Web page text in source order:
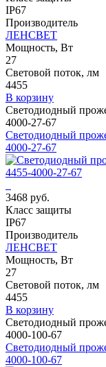
IP67
Производитель
ЛЕНСВЕТ
Мощность, Вт
27
Световой поток, лм
4455
В корзину
Светодиодный
4000-27-67
Светодиодный
4000-27-67
3468 руб.
Класс защиты
IP67
Производитель
ЛЕНСВЕТ
Мощность, Вт
27
Световой поток, лм
4455
В корзину
Светодиодный
4000-100-67
Светодиодный
4000-100-67